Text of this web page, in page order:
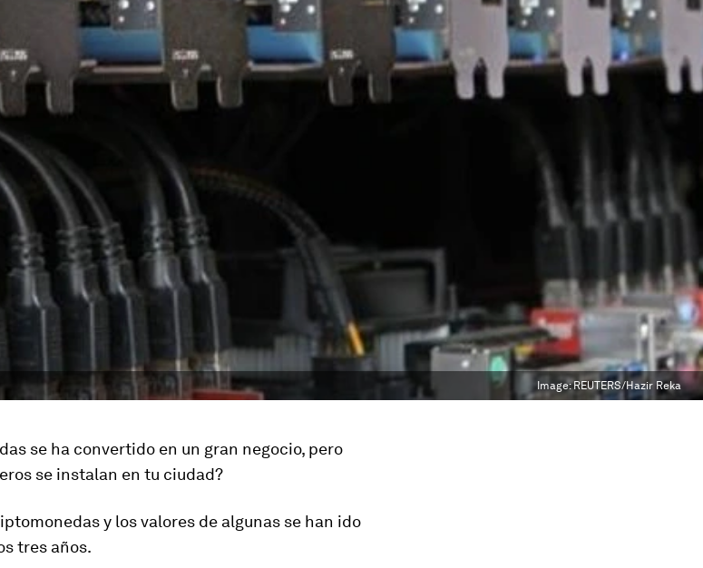
Image:REUTERS/Hazir Reka
se ha convertido en un gran negocio, pero
se instalan en tu ciudad?
y los valores de algunas se han ido
tres años.